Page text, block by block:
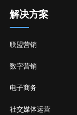
解决方案
联盟营销
数字营销
电子商务
社交媒体运营